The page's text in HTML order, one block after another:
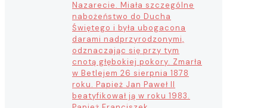
Nazarecie. Miała szczególne
nabożeństwo do Ducha
Świętego i była ubogacona
darami nadprzyrodzonymi,
odznaczając się przy tym
cnotą głębokiej pokory. Zmarła
w Betlejem 26 sierpnia 1878
roku. Papież Jan Paweł II
beatyfikował ją w roku 1983.